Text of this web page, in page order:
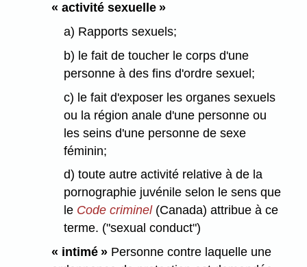
« activité sexuelle »
a) Rapports sexuels;
b) le fait de toucher le corps d'une
personne à des fins d'ordre sexuel;
c) le fait d'exposer les organes sexuels
ou la région anale d'une personne ou
les seins d'une personne de sexe
féminin;
d) toute autre activité relative à de la
pornographie juvénile selon le sens que
le Code criminel(Canada) attribue à ce
terme. ("sexual conduct")
« intimé » Personne contre laquelle une